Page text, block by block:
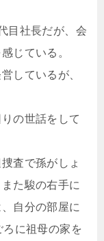
目社長だが、会
じている。
しているが、
の世話をして
査で孫がしょ
た駿の右手に
自分の部屋に
に祖母の家を